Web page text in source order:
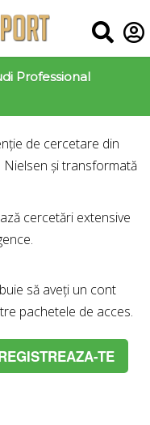
Professional
de cercetare din
și transformată
cercetări extensive
să aveți un cont
pachetele de acces.
TE